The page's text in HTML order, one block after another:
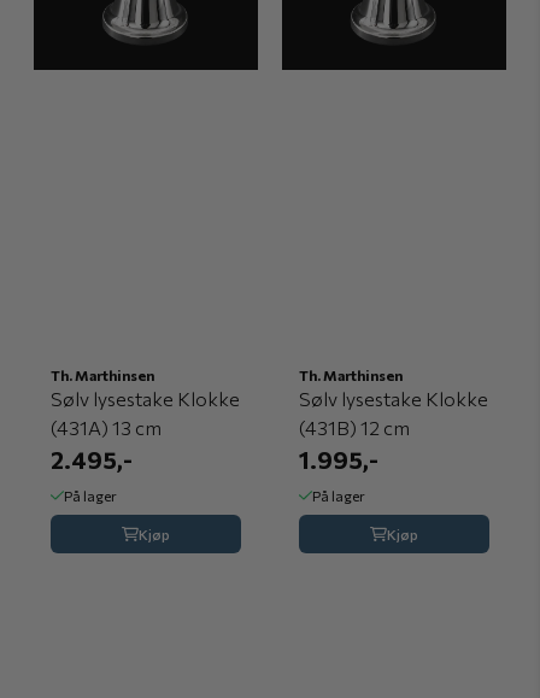
Th. Marthinsen
Sølv lysestake Klokke
(431A) 13 cm
2.495,-
På lager
Kjøp
Th. Marthinsen
Sølv lysestake Klokke
(431B) 12 cm
1.995,-
På lager
Kjøp